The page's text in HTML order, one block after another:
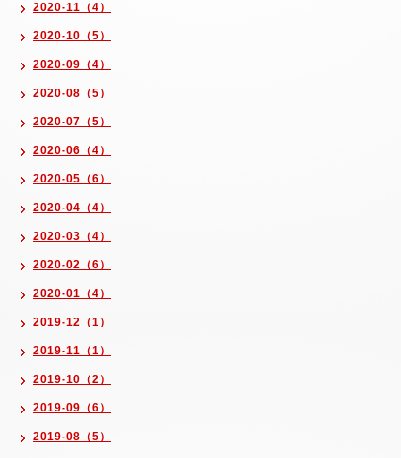
2020-11（4）
2020-10（5）
2020-09（4）
2020-08（5）
2020-07（5）
2020-06（4）
2020-05（6）
2020-04（4）
2020-03（4）
2020-02（6）
2020-01（4）
2019-12（1）
2019-11（1）
2019-10（2）
2019-09（6）
2019-08（5）